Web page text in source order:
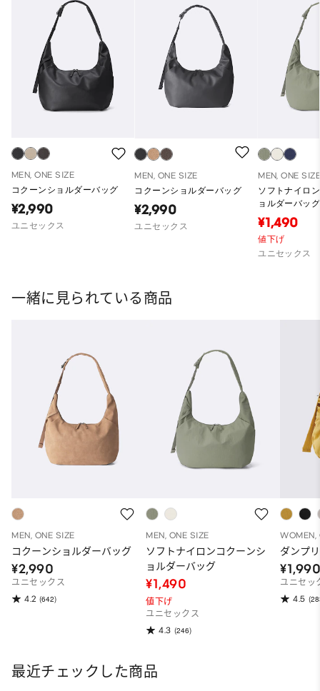
MEN, ONE SIZE
コクーンショルダーバッグ
¥2,990
ユニセックス
MEN, ONE SIZE
コクーンショルダーバッグ
¥2,990
ユニセックス
MEN, ONE
ソフトナイロ
ョルダーバッグ
¥1,490
値下げ
ユニセックス
一緒に見られている商品
MEN, ONE SIZE
コクーンショルダーバッグ
¥2,990
ユニセックス
4.2 (642)
MEN, ONE SIZE
ソフトナイロンコクーンシ
ョルダーバッグ
¥1,490
値下げ
ユニセックス
4.3 (246)
WOMEN,
ダンプ
ユニセッ
4.5
最近チェックした商品